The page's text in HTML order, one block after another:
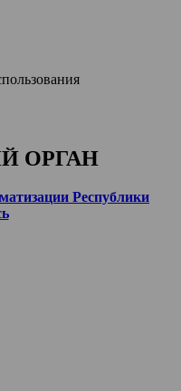
ОРГАН
Республики